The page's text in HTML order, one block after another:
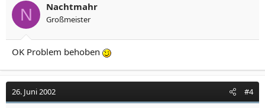
N Nachtmahr
Großmeister
OK Problem behoben
26. Juni 2002 #4